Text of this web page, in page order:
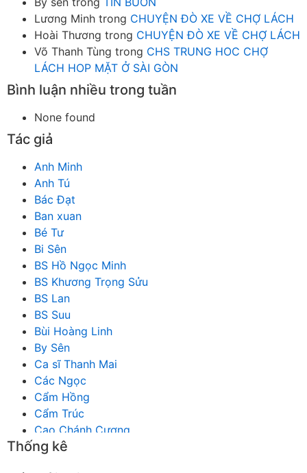
Lương Minh trong CHUYỆN ĐÒ XE VỀ CHỢ LÁCH
Hoài Thương trong CHUYỆN ĐÒ XE VỀ CHỢ LÁCH
Võ Thanh Tùng trong CHS TRUNG HOC CHỢ
LÁCH HOP MẶT Ở SÀI GÒN
Bình luận nhiều trong tuần
None found
Tác giả
Anh Minh
Anh Tú
Bác Đạt
Ban xuan
Bé Tư
Bi Sên
BS Hồ Ngọc Minh
BS Khương Trọng Sửu
BS Lan
BS Suu
Bùi Hoàng Linh
By Sên
Ca sĩ Thanh Mai
Các Ngọc
Cẩm Hồng
Cẩm Trúc
Cao Chánh Cương
Cao Nhật Quyên
Thống kê